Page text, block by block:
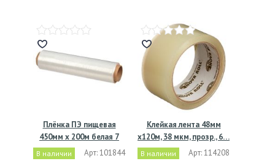
Плёнка ПЭ пищевая
450мм х 200м белая 7
мкм…
В наличии Арт: 101844
Клейкая лента 48мм
х120м, 38 мкм, прозр., 6…
В наличии Арт: 114208